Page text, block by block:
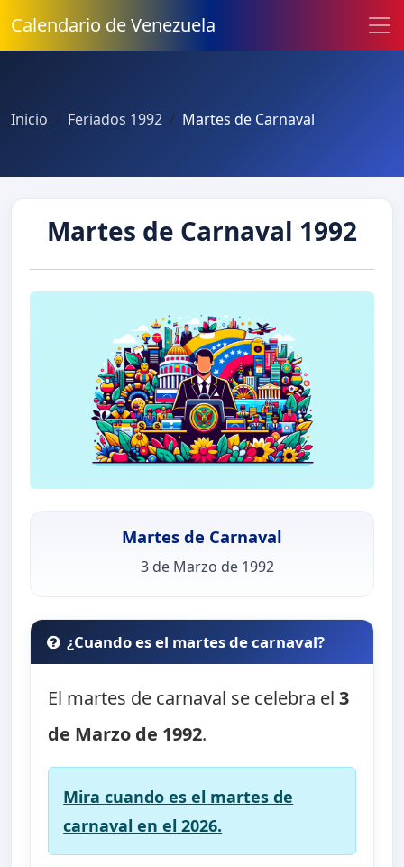
Calendario de Venezuela
Inicio Feriados 1992 Martes de Carnaval
Martes de Carnaval 1992
Martes de Carnaval
3 de Marzo de 1992
¿Cuando es el martes de carnaval?
El martes de carnaval se celebra el3
de Marzo de 1992.
Mira cuando es el martes de
carnaval en el 2026.